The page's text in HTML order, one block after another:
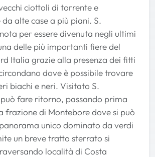
ciottoli di torrente e
alte case a più piani. S.
per essere divenuta negli ultimi
delle più importanti fiere del
Italia grazie alla presenza dei fitti
dove è possibile trovare
biachi e neri. Visitato S.
fare ritorno, passando prima
frazione di Montebore dove si può
unico dominato da verdi
un breve tratto sterrato si
località di Costa